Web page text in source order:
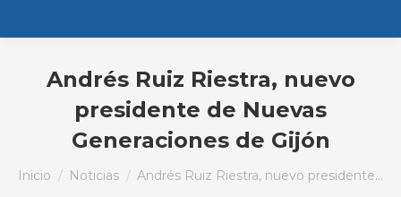
Andrés Ruiz Riestra, nuevo
presidente de Nuevas
Generaciones de Gijón
Estás aquí:
Inicio Noticias Andrés Ruiz Riestra, nuevo presidente…